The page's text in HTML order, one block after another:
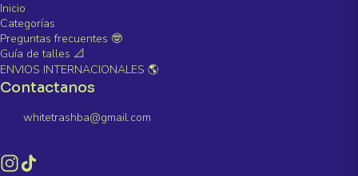
Inicio
Categorías
Preguntas frecuentes 🤓
Guía de talles 📐
ENVIOS INTERNACIONALES 🌎
Contactanos
whitetrashba@gmail.com